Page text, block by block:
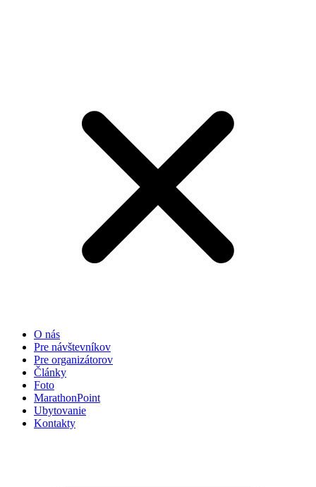
O nás
Pre návštevníkov
Pre organizátorov
Články
Foto
MarathonPoint
Ubytovanie
Kontakty